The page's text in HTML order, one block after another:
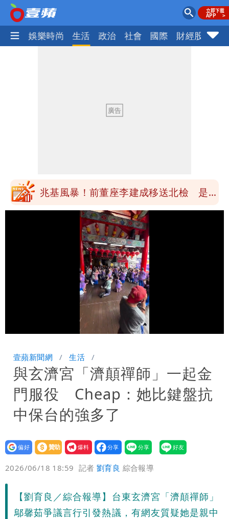
熱門 娛樂時尚 生活 政治 社會 國際 財經股市
很多謹慎判斷當時未被理解
陳時中給沈伯洋「3個建議」：別因選市
中哪來勇氣要別人道歉
兆基風暴！前董座李建成移送北檢 是否
聲押？交保？複訊後揭曉
慈濟買BNT遭詐10億元 蔡英文：政府
很多謹慎判斷當時未被理解
陳時中給沈伯洋「3個建議」：別因選市
長變猙獰，否則就跟對手一樣
Loaded
100.00%
壹蘋新聞網 生活
與玄濟宮「濟顛禪師」一起金
門服役 Cheap：她比鍵盤抗
中保台的強多了
設為
贊助
我要
爆料
2026/06/18 18:59 記者劉育良 綜合報導
【劉育良／綜合報導】台東玄濟宮「濟顛禪師」
鄔馨茹爭議言行引發熱議，有網友質疑她是親中